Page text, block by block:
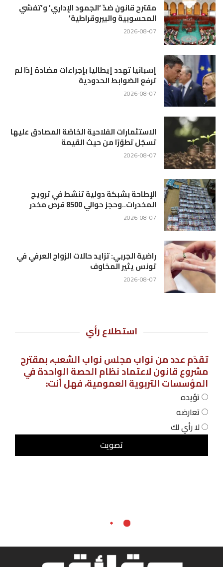
مقترح قانون ضدّ ‘الجمود الإداري’ و’تفشي
المحسوبية والبيروقراطية’
2026-08-07
إسبانيا تهدد إيطاليا بإجراءات مضادة إذا لم
ترفع الضوابط الحدودية
2026-08-07
الاستثمارات الفلاحية الخاصّة المصادق عليها
تسجّل تطوّرًا من حيث القيمة
2026-08-07
الإطاحة بشبكة دولية تنشط في ترويج
المخدرات..وحجز حوالي 8500 قرص مخدر
2026-08-07
راضية الجربي: تزايد حالات الزواج العرفي في
تونس يثير المخاوف
2026-08-07
استطلاع رأي
تقدّم عدد من نواب مجلس نواب الشعب، بمقترح
مشروع قانون لاعتماد نظام الحصة الواحدة في
المؤسسات التربوية العمومية، فهل أنت:
تؤيده
تعارضه
لا رأي لك